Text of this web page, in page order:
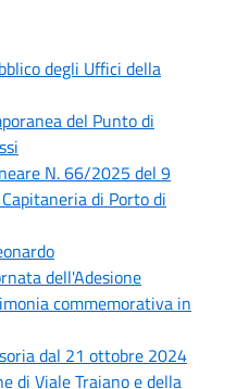
degli Uffici della
del Punto di
N. 66/2025 del 9
di Porto di
dell'Adesione
commemorativa in
dal 21 ottobre 2024
di Viale Traiano e della